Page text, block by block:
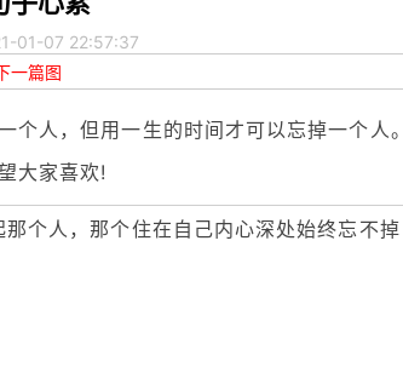
01-07 22:57:37
一篇图
人，但用一生的时间才可以忘掉一个人。
大家喜欢!
个人，那个住在自己内心深处始终忘不掉